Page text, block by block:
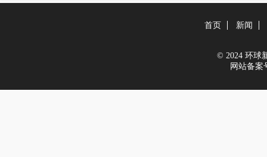
首页 新闻
© 2024 环球
网站备案